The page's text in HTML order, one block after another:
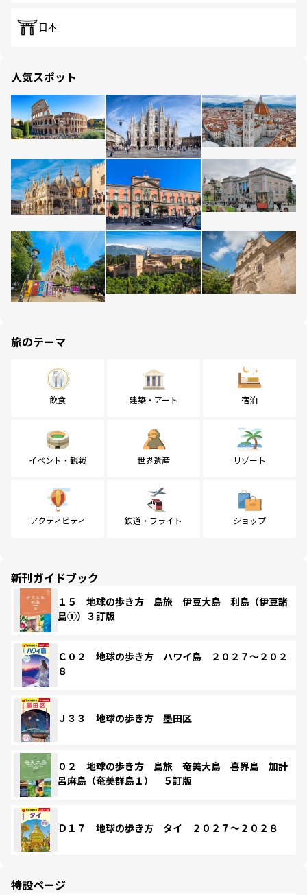
日本
人気スポット
旅のテーマ
飲食 建築・アート 宿泊
イベント・観戦 世界遺産 リゾート
アクティビティ 鉄道・フライト ショップ
新刊ガイドブック
１５ 地球の歩き方 島旅 伊豆大島 利島（伊豆諸
島①）３訂版
Ｃ０２ 地球の歩き方 ハワイ島 ２０２７～２０２
８
Ｊ３３ 地球の歩き方 墨田区
０２ 地球の歩き方 島旅 奄美大島 喜界島 加計
呂麻島（奄美群島１） ５訂版
Ｄ１７ 地球の歩き方 タイ ２０２７～２０２８
特設ページ